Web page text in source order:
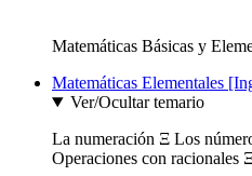
Matemáticas Básicas y
Matemáticas Elementales
Ver/Ocultar temario
La numeración Ξ Los
Operaciones con racionales